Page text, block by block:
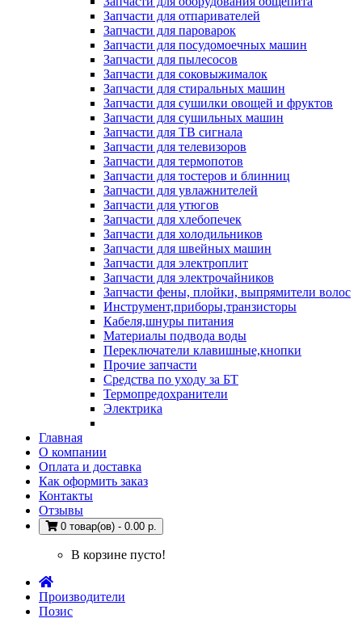
Запчасти для отпаривателей
Запчасти для пароварок
Запчасти для посудомоечных машин
Запчасти для пылесосов
Запчасти для соковыжималок
Запчасти для стиральных машин
Запчасти для сушилки овощей и фруктов
Запчасти для сушильных машин
Запчасти для ТВ сигнала
Запчасти для телевизоров
Запчасти для термопотов
Запчасти для тостеров и блинниц
Запчасти для увлажнителей
Запчасти для утюгов
Запчасти для хлебопечек
Запчасти для холодильников
Запчасти для швейных машин
Запчасти для электроплит
Запчасти для электрочайников
Запчасти фены, плойки, выпрямители волос
Инструмент,приборы,транзисторы
Кабеля,шнуры питания
Материалы подвода воды
Переключатели клавишные,кнопки
Прочие запчасти
Средства по уходу за БТ
Термопредохранители
Электрика
Главная
О компании
Оплата и доставка
Как оформить заказ
Контакты
Отзывы
0 товар(ов) - 0.00 р.
В корзине пусто!
Производители
Позис